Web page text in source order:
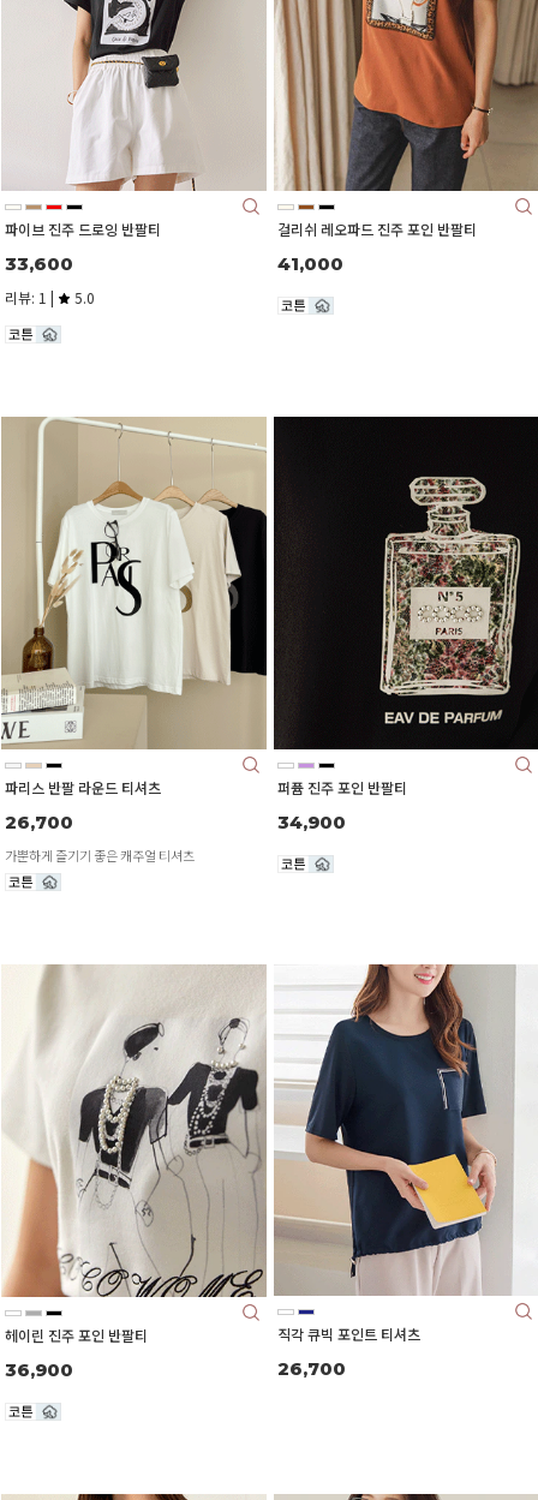
파이브 진주 드로잉 반팔티
33,600
리뷰: 1 | 5.0
걸리쉬 레오파드 진주 포인 반팔티
41,000
파리스 반팔 라운드 티셔츠
26,700
가뿐하게 즐기기 좋은 캐주얼 티셔츠
퍼퓸 진주 포인 반팔티
34,900
헤이린 진주 포인 반팔티
36,900
직각 큐빅 포인트 티셔츠
26,700